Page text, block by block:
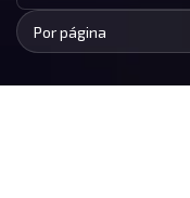
Por página